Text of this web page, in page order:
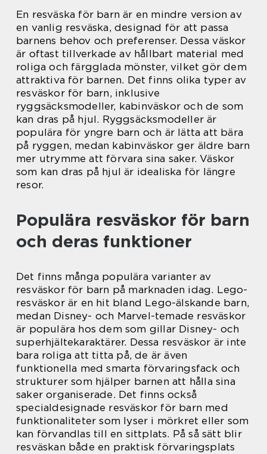
En resväska för barn är en mindre version av
en vanlig resväska, designad för att passa
barnens behov och preferenser. Dessa väskor
är oftast tillverkade av hållbart material med
roliga och färgglada mönster, vilket gör dem
attraktiva för barnen. Det finns olika typer av
resväskor för barn, inklusive
ryggsäcksmodeller, kabinväskor och de som
kan dras på hjul. Ryggsäcksmodeller är
populära för yngre barn och är lätta att bära
på ryggen, medan kabinväskor ger äldre barn
mer utrymme att förvara sina saker. Väskor
som kan dras på hjul är idealiska för längre
resor.
Populära resväskor för barn
och deras funktioner
Det finns många populära varianter av
resväskor för barn på marknaden idag. Lego-
resväskor är en hit bland Lego-älskande barn,
medan Disney- och Marvel-temade resväskor
är populära hos dem som gillar Disney- och
superhjältekaraktärer. Dessa resväskor är inte
bara roliga att titta på, de är även
funktionella med smarta förvaringsfack och
strukturer som hjälper barnen att hålla sina
saker organiserade. Det finns också
specialdesignade resväskor för barn med
funktionaliteter som lyser i mörkret eller som
kan förvandlas till en sittplats. På så sätt blir
resväskan både en praktisk förvaringsplats